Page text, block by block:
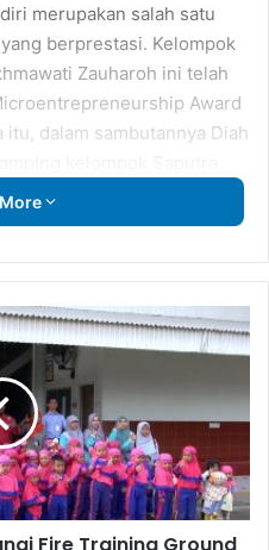
merupakan salah satu
berprestasi. Kelompok
Zauharoh ini telah
Award
dalam sambutannya Diah
dapat mengambil
kunjungan ini.